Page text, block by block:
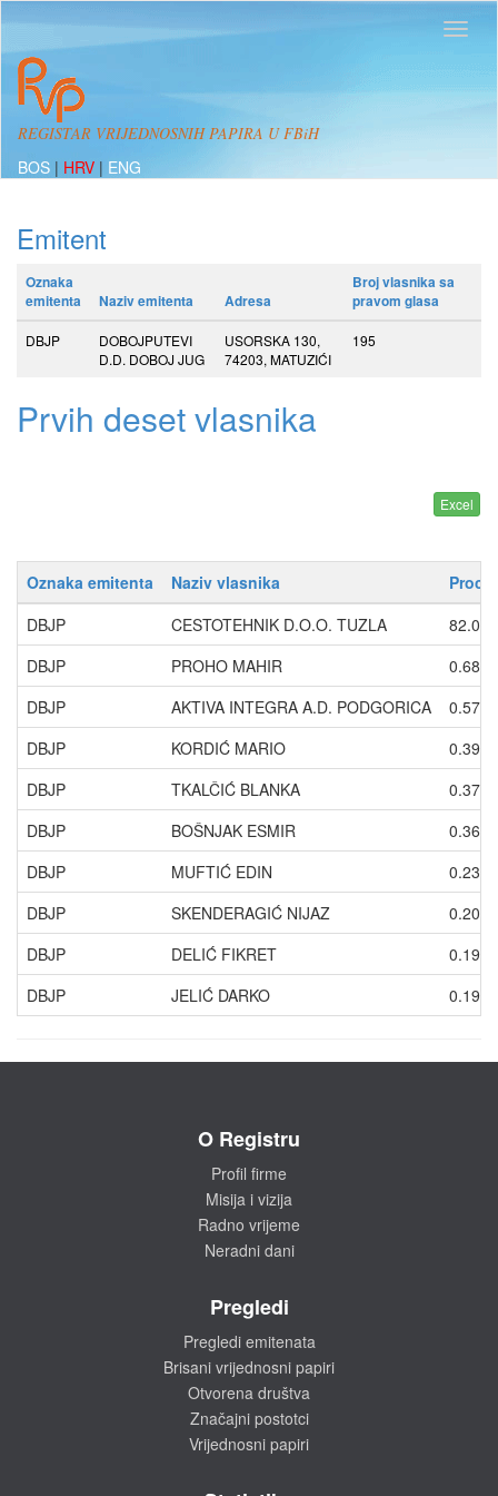
REGISTAR VRIJEDNOSNIH PAPIRA U FBiH
BOS | HRV | ENG
Emitent
Oznaka
emitenta
Naziv emitenta Adresa
Broj vlasnika sa
pravom glasa
DBJP
DOBOJPUTEVI
D.D. DOBOJ JUG
USORSKA 130,
74203, MATUZIĆI
195
Prvih deset vlasnika
Oznaka emitenta Naziv vlasnika
DBJP
CESTOTEHNIK D.O.O. TUZLA
DBJP
PROHO MAHIR
0.6864
DBJP
AKTIVA INTEGRA A.D. PODGORICA
0.5706
DBJP
KORDIĆ MARIO
0.3967
DBJP
TKALČIĆ BLANKA
0.3750
DBJP
BOŠNJAK ESMIR
0.3636
DBJP
MUFTIĆ EDIN
0.2339
DBJP
SKENDERAGIĆ NIJAZ
0.2052
DBJP
DELIĆ FIKRET
0.1989
DBJP
JELIĆ DARKO 0.1981
O Registru
Profil firme
Misija i vizija
Radno vrijeme
Neradni dani
Pregledi
Pregledi emitenata
Brisani vrijednosni papiri
Otvorena društva
Značajni postotci
Vrijednosni papiri